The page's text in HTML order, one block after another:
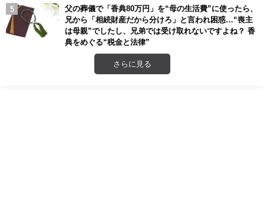
父の葬儀で「香典80万円」を“母の生活費”に使ったら、
兄から「相続財産だから分けろ」と言われ困惑…“喪主
は母親”でしたし、兄弟では受け取れないですよね？ 香
典をめぐる“税金と法律”
さらに見る